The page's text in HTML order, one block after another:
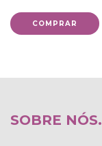
SOBRE NÓS.